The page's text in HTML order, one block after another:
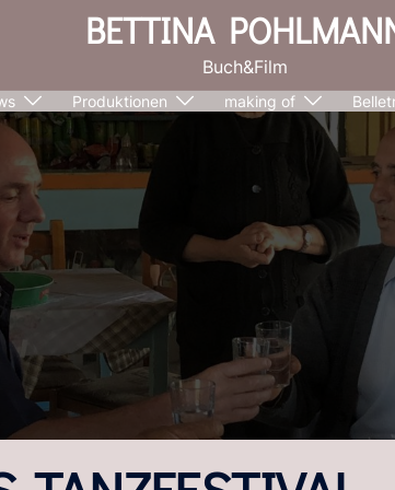
BETTINA
Buch&Film
Produktionen making of